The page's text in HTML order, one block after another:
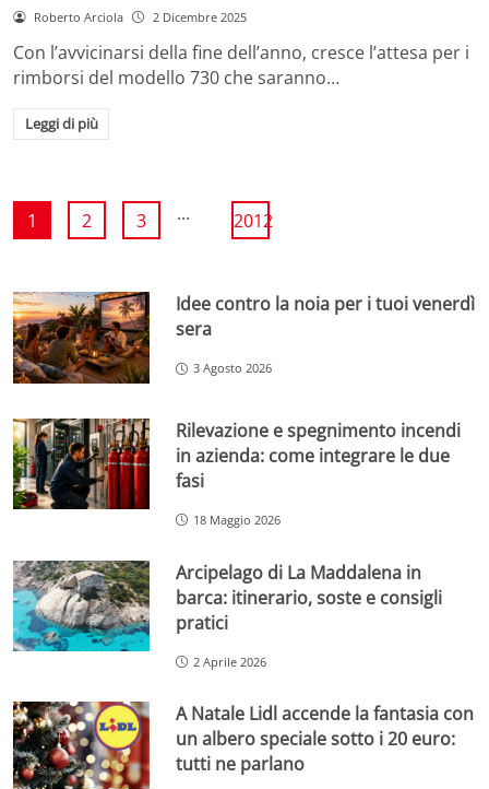
Roberto Arciola 2 Dicembre 2025
Con l’avvicinarsi della fine dell’anno, cresce l’attesa per i
rimborsi del modello 730 che saranno…
Leggi di più
1 2 3 ... 2012
Idee contro la noia per i tuoi venerdì
sera
3 Agosto 2026
Rilevazione e spegnimento incendi
in azienda: come integrare le due
fasi
18 Maggio 2026
Arcipelago di La Maddalena in
barca: itinerario, soste e consigli
pratici
2 Aprile 2026
A Natale Lidl accende la fantasia con
un albero speciale sotto i 20 euro:
tutti ne parlano